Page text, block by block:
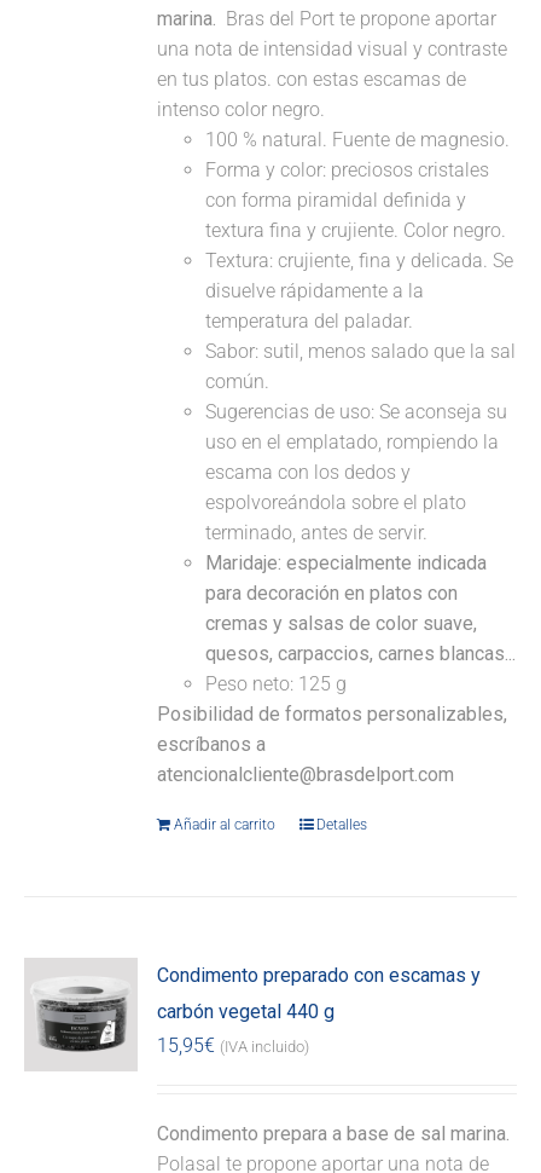
marina. Bras del Port te propone aportar
una nota de intensidad visual y contraste
en tus platos. con estas escamas de
intenso color negro.
100 % natural. Fuente de magnesio.
Forma y color: preciosos cristales
con forma piramidal definida y
textura fina y crujiente. Color negro.
Textura: crujiente, fina y delicada. Se
disuelve rápidamente a la
temperatura del paladar.
Sabor: sutil, menos salado que la sal
común.
Sugerencias de uso: Se aconseja su
uso en el emplatado, rompiendo la
escama con los dedos y
espolvoreándola sobre el plato
terminado, antes de servir.
Maridaje: especialmente indicada
para decoración en platos con
cremas y salsas de color suave,
quesos, carpaccios, carnes blancas...
Peso neto: 125 g
Posibilidad de formatos personalizables,
escríbanos a
atencionalcliente@brasdelport.com
Añadir al carrito Detalles
Condimento preparado con escamas y
carbón vegetal 440 g
15,95€ (IVA incluido)
Condimento prepara a base de sal marina.
Polasal te propone aportar una nota de